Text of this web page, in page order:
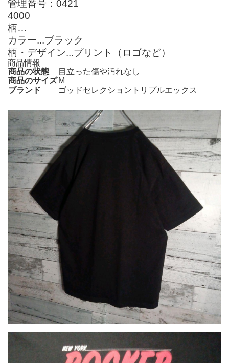
管理番号：0421
4000
柄…
カラー...ブラック
柄・デザイン...プリント（ロゴなど）
商品情報
商品の状態
目立った傷や汚れなし
商品のサイズ M
ブランド
ゴッドセレクショントリプルエックス